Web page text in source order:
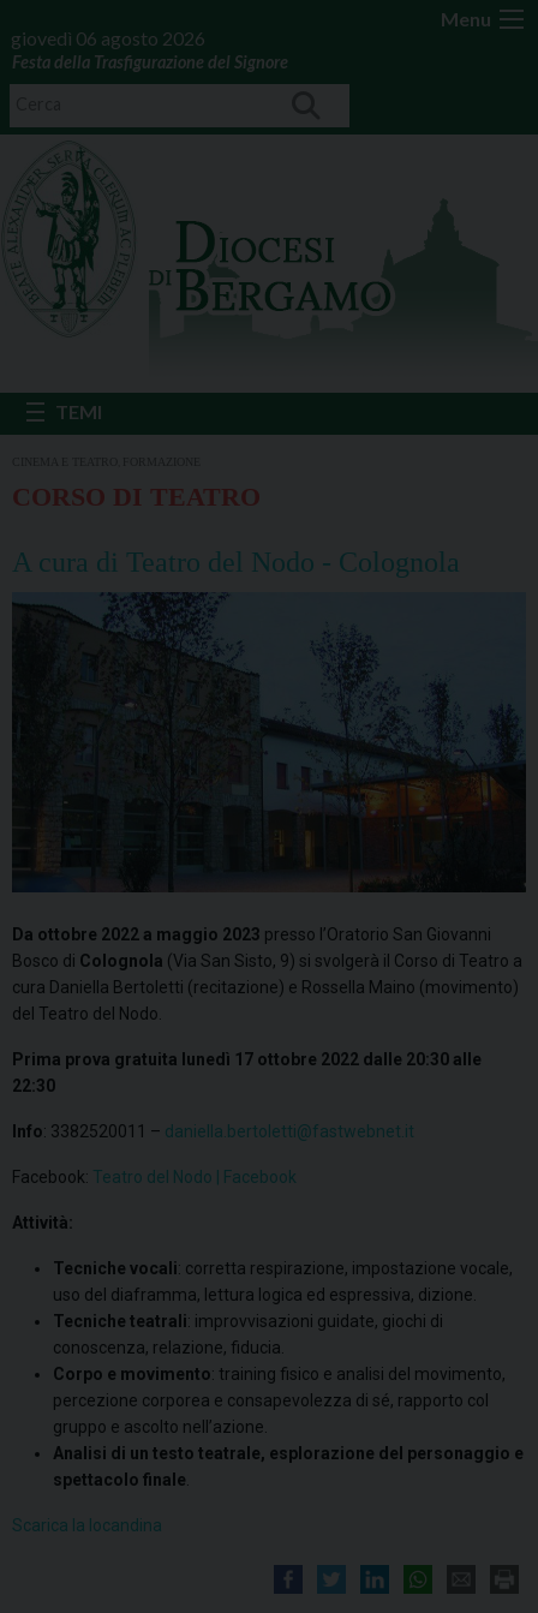
Menu
giovedì 06 agosto 2026
Festa della Trasfigurazione del Signore
CORSO DI TEATRO
A cura di Teatro del Nodo - Colognola
Da ottobre 2022 a maggio 2023 presso l’Oratorio San Giovanni
Bosco di Colognola (Via San Sisto, 9) si svolgerà il Corso di Teatro a
cura Daniella Bertoletti (recitazione) e Rossella Maino (movimento)
del Teatro del Nodo.
Prima prova gratuita lunedì 17 ottobre 2022 dalle 20:30 alle
22:30
Info: 3382520011 – daniella.bertoletti@fastwebnet.it
Facebook: Teatro del Nodo | Facebook
Attività:
Tecniche vocali: corretta respirazione, impostazione vocale,
uso del diaframma, lettura logica ed espressiva, dizione.
​Tecniche teatrali: improvvisazioni guidate, giochi di
conoscenza, relazione, fiducia.
Corpo e movimento: training fisico e analisi del movimento,
percezione corporea e consapevolezza di sé, rapporto col
gruppo e ascolto nell’azione.
Analisi di un testo teatrale, esplorazione del personaggio e
spettacolo finale
Scarica la locandina